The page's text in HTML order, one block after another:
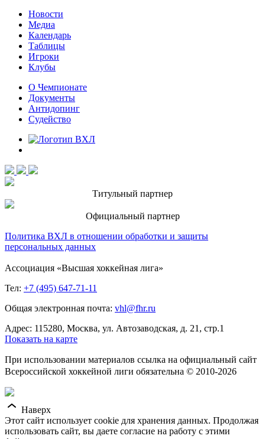
Новости
Медиа
Календарь
Таблицы
Игроки
Клубы
О Чемпионате
Документы
Антидопинг
Судейство
Титульный партнер
Официальный партнер
Политика ВХЛ в отношении обработки и защиты
персональных данных
Ассоциация «Высшая хоккейная лига»
Тел: +7 (495) 647-71-11
Общая электронная почта: vhl@fhr.ru
Адрес: 115280, Москва, ул. Автозаводская, д. 21, стр.1
Показать на карте
При использовании материалов ссылка на официальный сайт
Всероссийской хоккейной лиги обязательна © 2010-2026
Наверх
Этот сайт использует cookie для хранения данных. Продолжая
использовать сайт, вы даете согласие на работу с этими